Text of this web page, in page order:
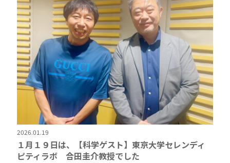
2026.01.19
１月１９日は、【科学ゲスト】東京大学セレンディ
ピティラボ 合田圭介教授でした